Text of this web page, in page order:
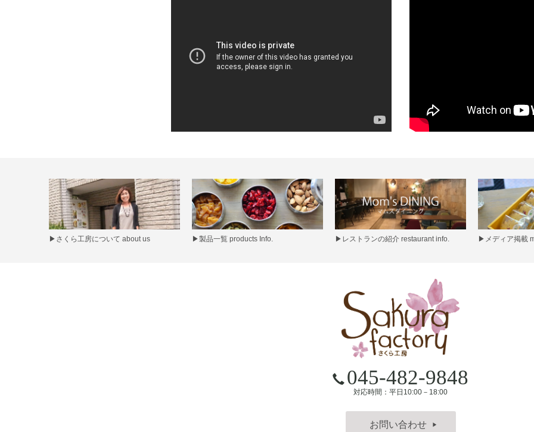
▶ さくら工房について about us ▶製品一覧 products Info. ▶ レストランの紹介 restaurant info. ▶ メディア掲載
045-482-9848
対応時間：平日10:00－18:00
お問い合わせ ▶